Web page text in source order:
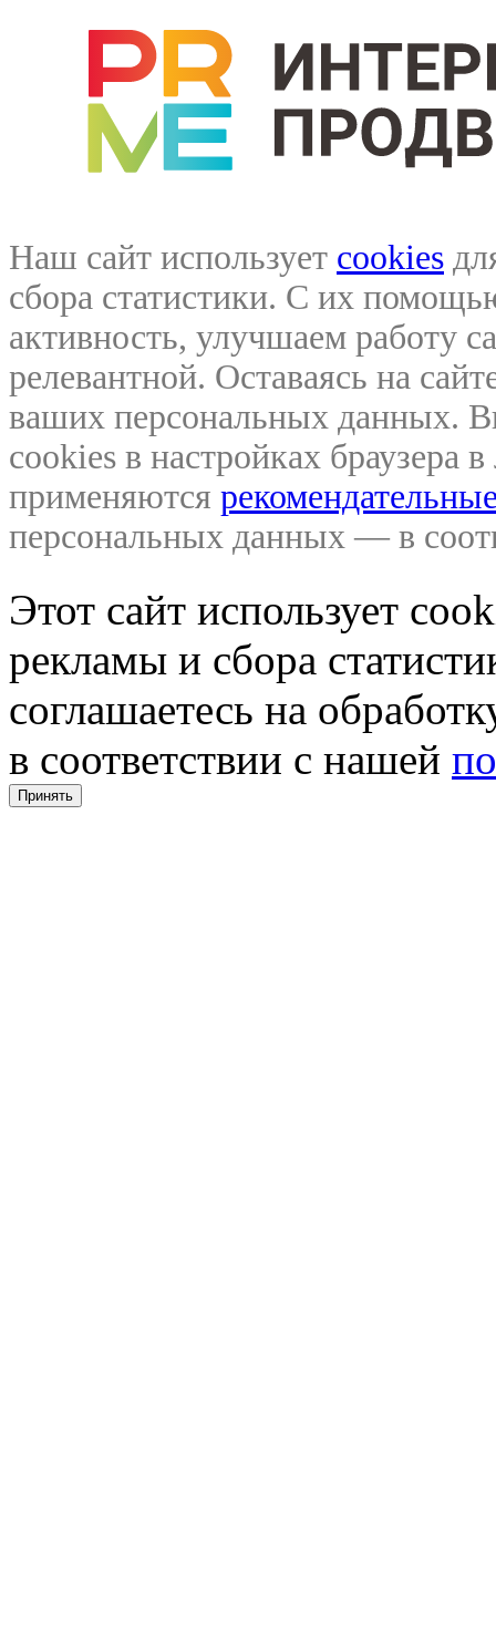
Наш сайт использует cookies
сбора статистики. С их
активность, улучшаем работу
релевантной. Оставаясь на
ваших персональных данных.
cookies в настройках браузера
применяются
персональных данных — в
Этот сайт использует
рекламы и сбора
соглашаетесь на
в соответствии с нашей
Принять